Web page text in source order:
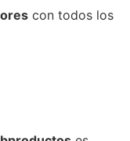
con todos los